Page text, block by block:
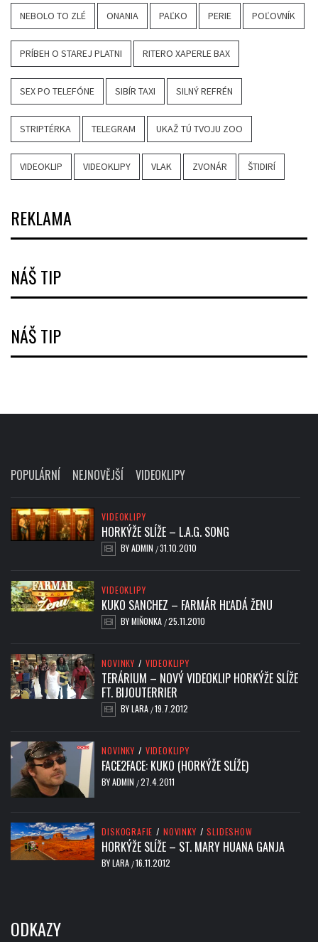
NEBOLO TO ZLÉ ONANIA PAĽKO PERIE POĽOVNÍK
PRÍBEH O STAREJ PLATNI RITERO XAPERLE BAX
SEX PO TELEFÓNE SIBÍR TAXI SILNÝ REFRÉN
STRIPTÉRKA TELEGRAM UKAŽ TÚ TVOJU ZOO
VIDEOKLIP VIDEOKLIPY VLAK ZVONÁR ŠTIDIRÍ
REKLAMA
NÁŠ TIP
NÁŠ TIP
POPULÁRNÍ NEJNOVĚJŠÍ VIDEOKLIPY
VIDEOKLIPY
HORKÝŽE SLÍŽE – L.A.G. SONG
BYADMIN /31.10.2010
VIDEOKLIPY
KUKO SANCHEZ – FARMÁR HĽADÁ ŽENU
BYMIŇONKA /25.11.2010
NOVINKY / VIDEOKLIPY
TERÁRIUM – NOVÝ VIDEOKLIP HORKÝŽE SLÍŽE
FT. BIJOUTERRIER
BYLARA /19.7.2012
NOVINKY / VIDEOKLIPY
FACE2FACE: KUKO (HORKÝŽE SLÍŽE)
BYADMIN /27.4.2011
DISKOGRAFIE / NOVINKY / SLIDESHOW
HORKÝŽE SLÍŽE – ST. MARY HUANA GANJA
BYLARA /16.11.2012
ODKAZY